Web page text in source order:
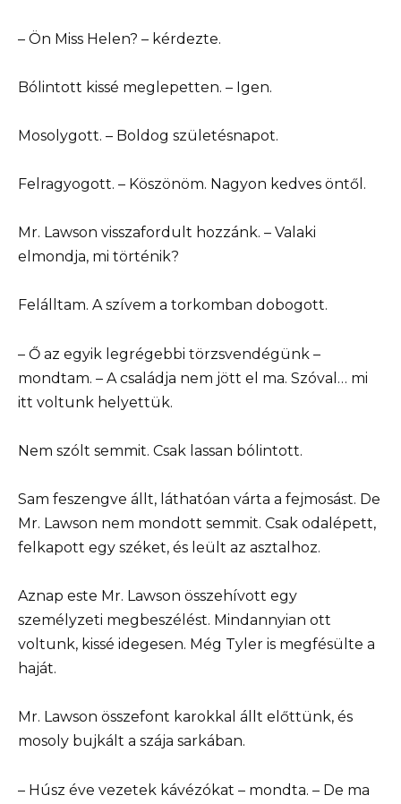
– Ön Miss Helen? – kérdezte.
Bólintott kissé meglepetten. – Igen.
Mosolygott. – Boldog születésnapot.
Felragyogott. – Köszönöm. Nagyon kedves öntől.
Mr. Lawson visszafordult hozzánk. – Valaki
elmondja, mi történik?
Felálltam. A szívem a torkomban dobogott.
– Ő az egyik legrégebbi törzsvendégünk –
mondtam. – A családja nem jött el ma. Szóval… mi
itt voltunk helyettük.
Nem szólt semmit. Csak lassan bólintott.
Sam feszengve állt, láthatóan várta a fejmosást. De
Mr. Lawson nem mondott semmit. Csak odalépett,
felkapott egy széket, és leült az asztalhoz.
Aznap este Mr. Lawson összehívott egy
személyzeti megbeszélést. Mindannyian ott
voltunk, kissé idegesen. Még Tyler is megfésülte a
haját.
Mr. Lawson összefont karokkal állt előttünk, és
mosoly bujkált a szája sarkában.
– Húsz éve vezetek kávézókat – mondta. – De ma